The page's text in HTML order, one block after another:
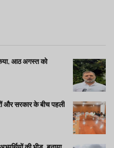
आठ अगस्त को
सरकार के बीच पहली